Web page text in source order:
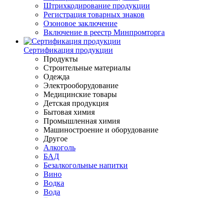
Штрихкодирование продукции
Регистрация товарных знаков
Озоновое заключение
Включение в реестр Минпромторга
Сертификация продукции
Продукты
Строительные материалы
Одежда
Электрооборудование
Медицинские товары
Детская продукция
Бытовая химия
Промышленная химия
Машиностроение и оборудование
Другое
Алкоголь
БАД
Безалкогольные напитки
Вино
Водка
Вода